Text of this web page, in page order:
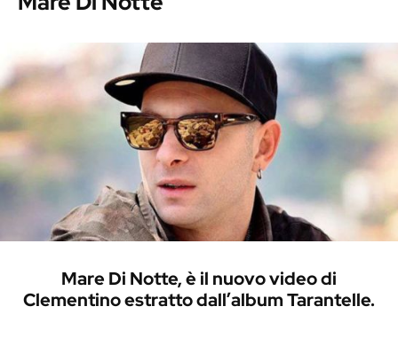
Mare Di Notte, è il nuovo video di
Clementino estratto dall’album Tarantelle.